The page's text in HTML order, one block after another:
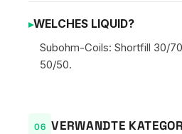
WELCHES LIQUID?
Subohm-Coils: Shortfill 30/
50/50.
VERWANDTE